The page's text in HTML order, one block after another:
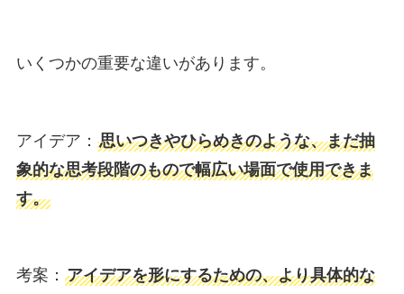
いくつかの重要な違いがあります。
アイデア： 思いつきやひらめきのような、まだ抽
象的な思考段階のもので幅広い場面で使用できま
す。
考案： アイデアを形にするための、より具体的な